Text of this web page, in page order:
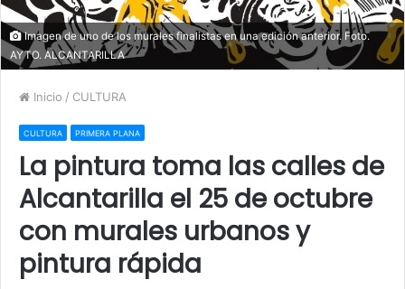
Imagen de uno de los murales finalistas en una edición anterior. Foto.
AYTO. ALCANTARILLA
Inicio / CULTURA
CULTURA PRIMERA PLANA
La pintura toma las calles de
Alcantarilla el 25 de octubre
con murales urbanos y
pintura rápida